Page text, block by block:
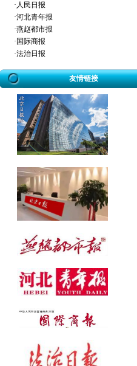
冒用声明、致歉公告、招标公告
企业迁址公告、房屋权属转移公告
股权转让公告、解除合同公告等
公告发布热线：010-61429368
· 人民日报
·河北青年报
·燕赵都市报
· 国际商报
·法治日报
友情链接